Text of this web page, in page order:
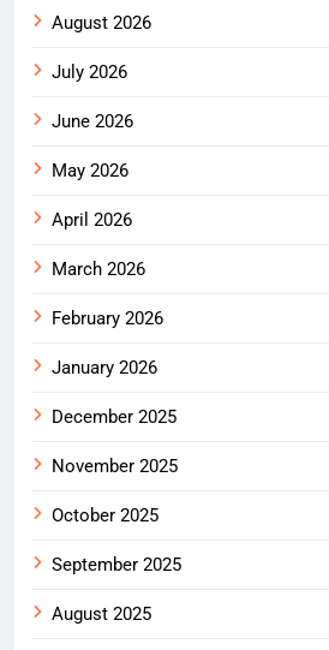
August 2026
July 2026
June 2026
May 2026
April 2026
March 2026
February 2026
January 2026
December 2025
November 2025
October 2025
September 2025
August 2025